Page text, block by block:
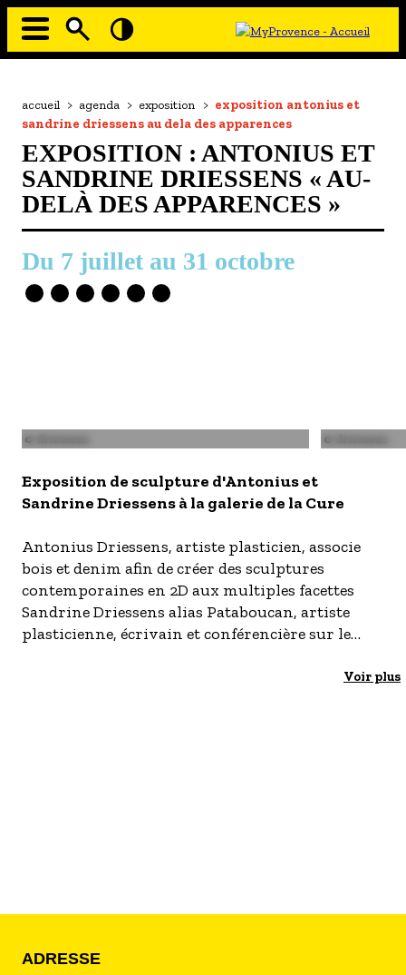
Aller
principale
À MOI LA CULTURE
AU GRAND AIR
PASSEZ À TABLE
SOUS TOUTES LES COUTUMES
TOURISME ET HANDICAP
ENVIE DE BALADE
Fil
d'Ariane
accueil > agenda > exposition > exposition antonius et
sandrine driessens au dela des apparences
EXPOSITION : ANTONIUS ET
SANDRINE DRIESSENS « AU-
DELÀ DES APPARENCES »
7 juillet au 31 octobre
Image
© driessens Image
© driessens
Exposition de sculpture d'Antonius et
Sandrine Driessens à la galerie de la Cure
Antonius Driessens, artiste plasticien, associe
bois et denim afin de créer des sculptures
contemporaines en 2D aux multiples facettes
Sandrine Driessens alias Pataboucan, artiste
plasticienne, écrivain et conférencière sur le
forme plus psychologique, métaphorique etVoir plus
ADRESSE